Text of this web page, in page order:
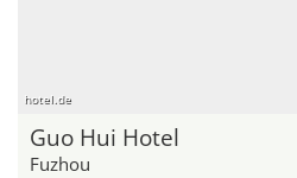
hotel.de
Guo Hui Hotel
Fuzhou